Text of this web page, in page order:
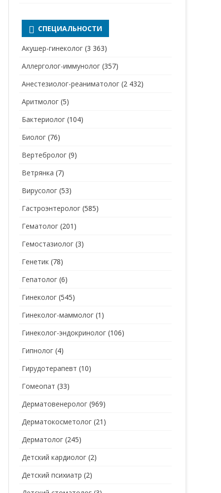
РЕВМАТОЛОГ
РЕНТГЕНОЛОГ
СТОМАТОЛОГ
СТОМАТОЛОГ-ОРТОДОНТ
ЭНДОКРИНОЛОГ
СПЕЦИАЛЬНОСТИ
Акушер-гинеколог (3 363)
Аллерголог-иммунолог (357)
Анестезиолог-реаниматолог (2 432)
Аритмолог (5)
Бактериолог (104)
Биолог (76)
Вертебролог (9)
Ветрянка (7)
Вирусолог (53)
Гастроэнтеролог (585)
Гематолог (201)
Гемостазиолог (3)
Генетик (78)
Гепатолог (6)
Гинеколог (545)
Гинеколог-маммолог (1)
Гинеколог-эндокринолог (106)
Гипнолог (4)
Гирудотерапевт (10)
Гомеопат (33)
Дерматовенеролог (969)
Дерматокосметолог (21)
Дерматолог (245)
Детский кардиолог (2)
Детский психиатр (2)